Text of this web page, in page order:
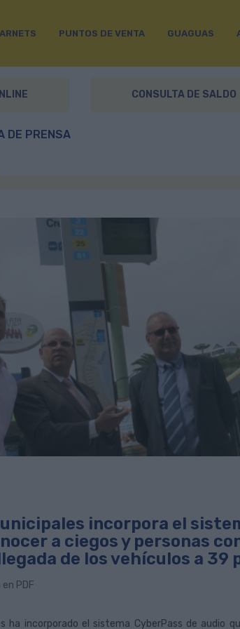
PUNTOS DE VENTA GUAGUAS
CONSULTA DE SALDO
DE PRENSA
incorpora el
a ciegos y personas
de los vehículos a 39
PDF
ha incorporado el sistema CyberPass de audio